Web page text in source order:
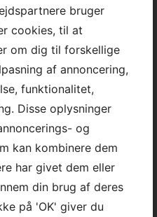
bruger
cookies, til at
om dig til forskellige
af annoncering,
funktionalitet,
Disse oplysninger
og
kan kombinere dem
har givet dem eller
din brug af deres
på 'OK' giver du